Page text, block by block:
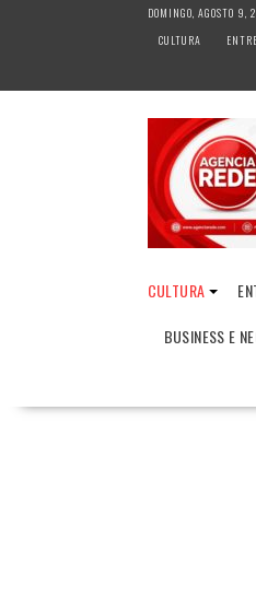
DOMINGO, AGOSTO 9,
CULTURA
CULTURA
BUSINESS E